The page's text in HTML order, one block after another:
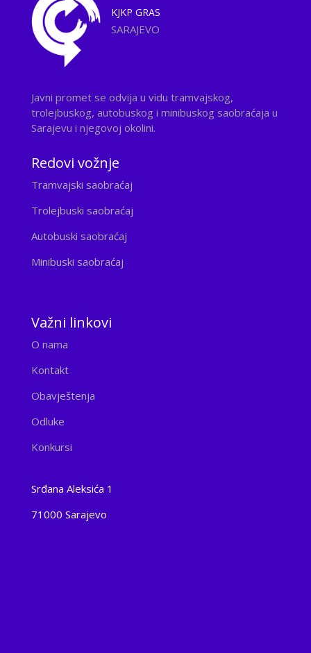
KJKP GRAS
SARAJEVO
Javni promet se odvija u vidu tramvajskog,
trolejbuskog, autobuskog i minibuskog saobraćaja u
Sarajevu i njegovoj okolini.
Redovi vožnje
Tramvajski saobraćaj
Trolejbuski saobraćaj
Autobuski saobraćaj
Minibuski saobraćaj
Važni linkovi
O nama
Kontakt
Obavještenja
Odluke
Konkursi
Srđana Aleksića 1
71000 Sarajevo